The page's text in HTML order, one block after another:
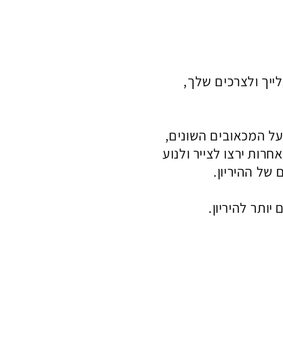
ולצרכים שלך,
המכאובים השונים,
ירצו לצייר ולנוע
ההיריון.
להיריון.